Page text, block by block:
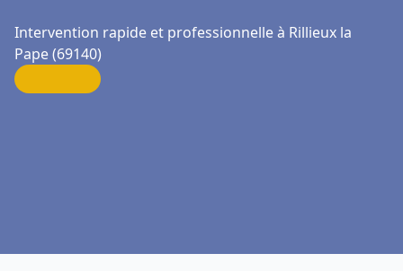
Intervention rapide et professionnelle à Rillieux la
Pape (69140)